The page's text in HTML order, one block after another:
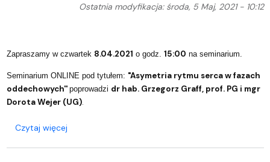
Ostatnia modyfikacja: środa, 5 Maj, 2021 - 10:12
Zapraszamy w czwartek 8.04.2021 o godz. 15:00 na seminarium.
Seminarium ONLINE pod tytułem: "Asymetria rytmu serca w fazach
oddechowych'' poprowadzi dr hab. Grzegorz Graff, prof. PG i mgr
Dorota Wejer (UG).
Czytaj więcejo Asymetria rytmu serca w fazach oddechowych